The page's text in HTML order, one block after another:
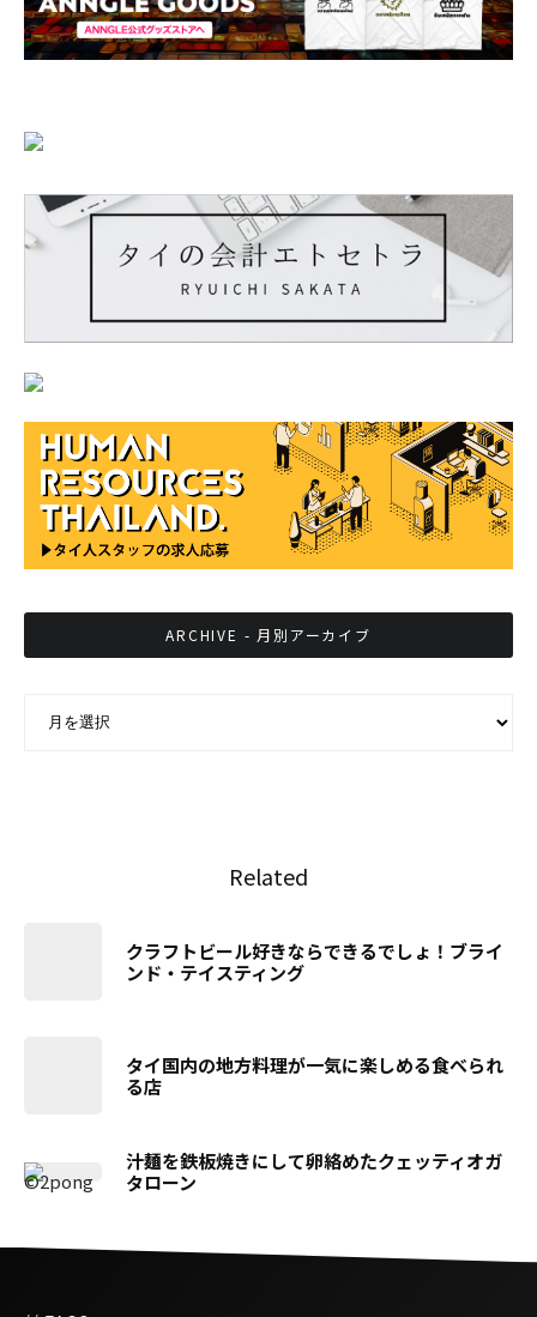
ARCHIVE - 月別アーカイブ
Related
クラフトビール好きならできるでしょ！ブライ
ンド・テイスティング
タイ国内の地方料理が一気に楽しめる食べられ
る店
汁麺を鉄板焼きにして卵絡めたクェッティオガ
タローン